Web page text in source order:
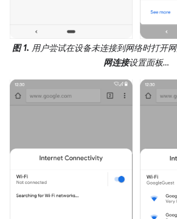
图 1. 用户尝试在设备未连接到网络时打开
网连接设置面板…